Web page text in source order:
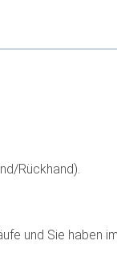
Rückhand).
und Sie haben